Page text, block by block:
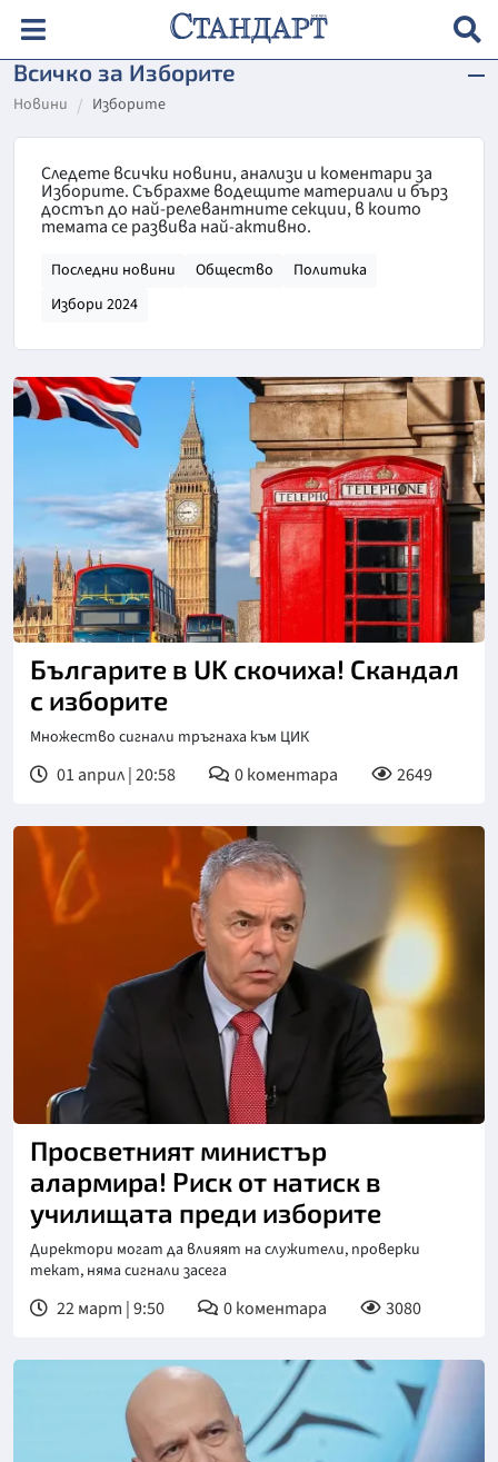
Всичко за Изборите
Новини Изборите
Следете всички новини, анализи и коментари за
Изборите. Събрахме водещите материали и бърз
достъп до най-релевантните секции, в които
темата се развива най-активно.
Последни новини Общество
Политика
Избори 2024
Българите в UK скочиха! Скандал
с изборите
Множество сигнали тръгнаха към ЦИК
01 април | 20:58 0коментара 2649
Снимка: Нова телевизия
Просветният министър
алармира! Риск от натиск в
училищата преди изборите
Директори могат да влияят на служители, проверки
текат, няма сигнали засега
22 март | 9:50 0коментара 3080